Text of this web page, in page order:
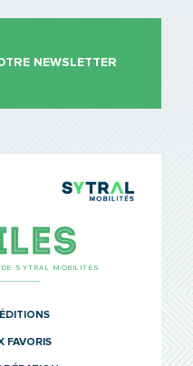
NEWSLETTER
SYTRAL MOBILITÉS
FAVORIS